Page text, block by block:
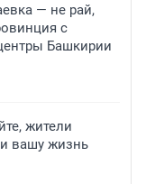
— не рай,
с
Башкирии
жители
вашу жизнь